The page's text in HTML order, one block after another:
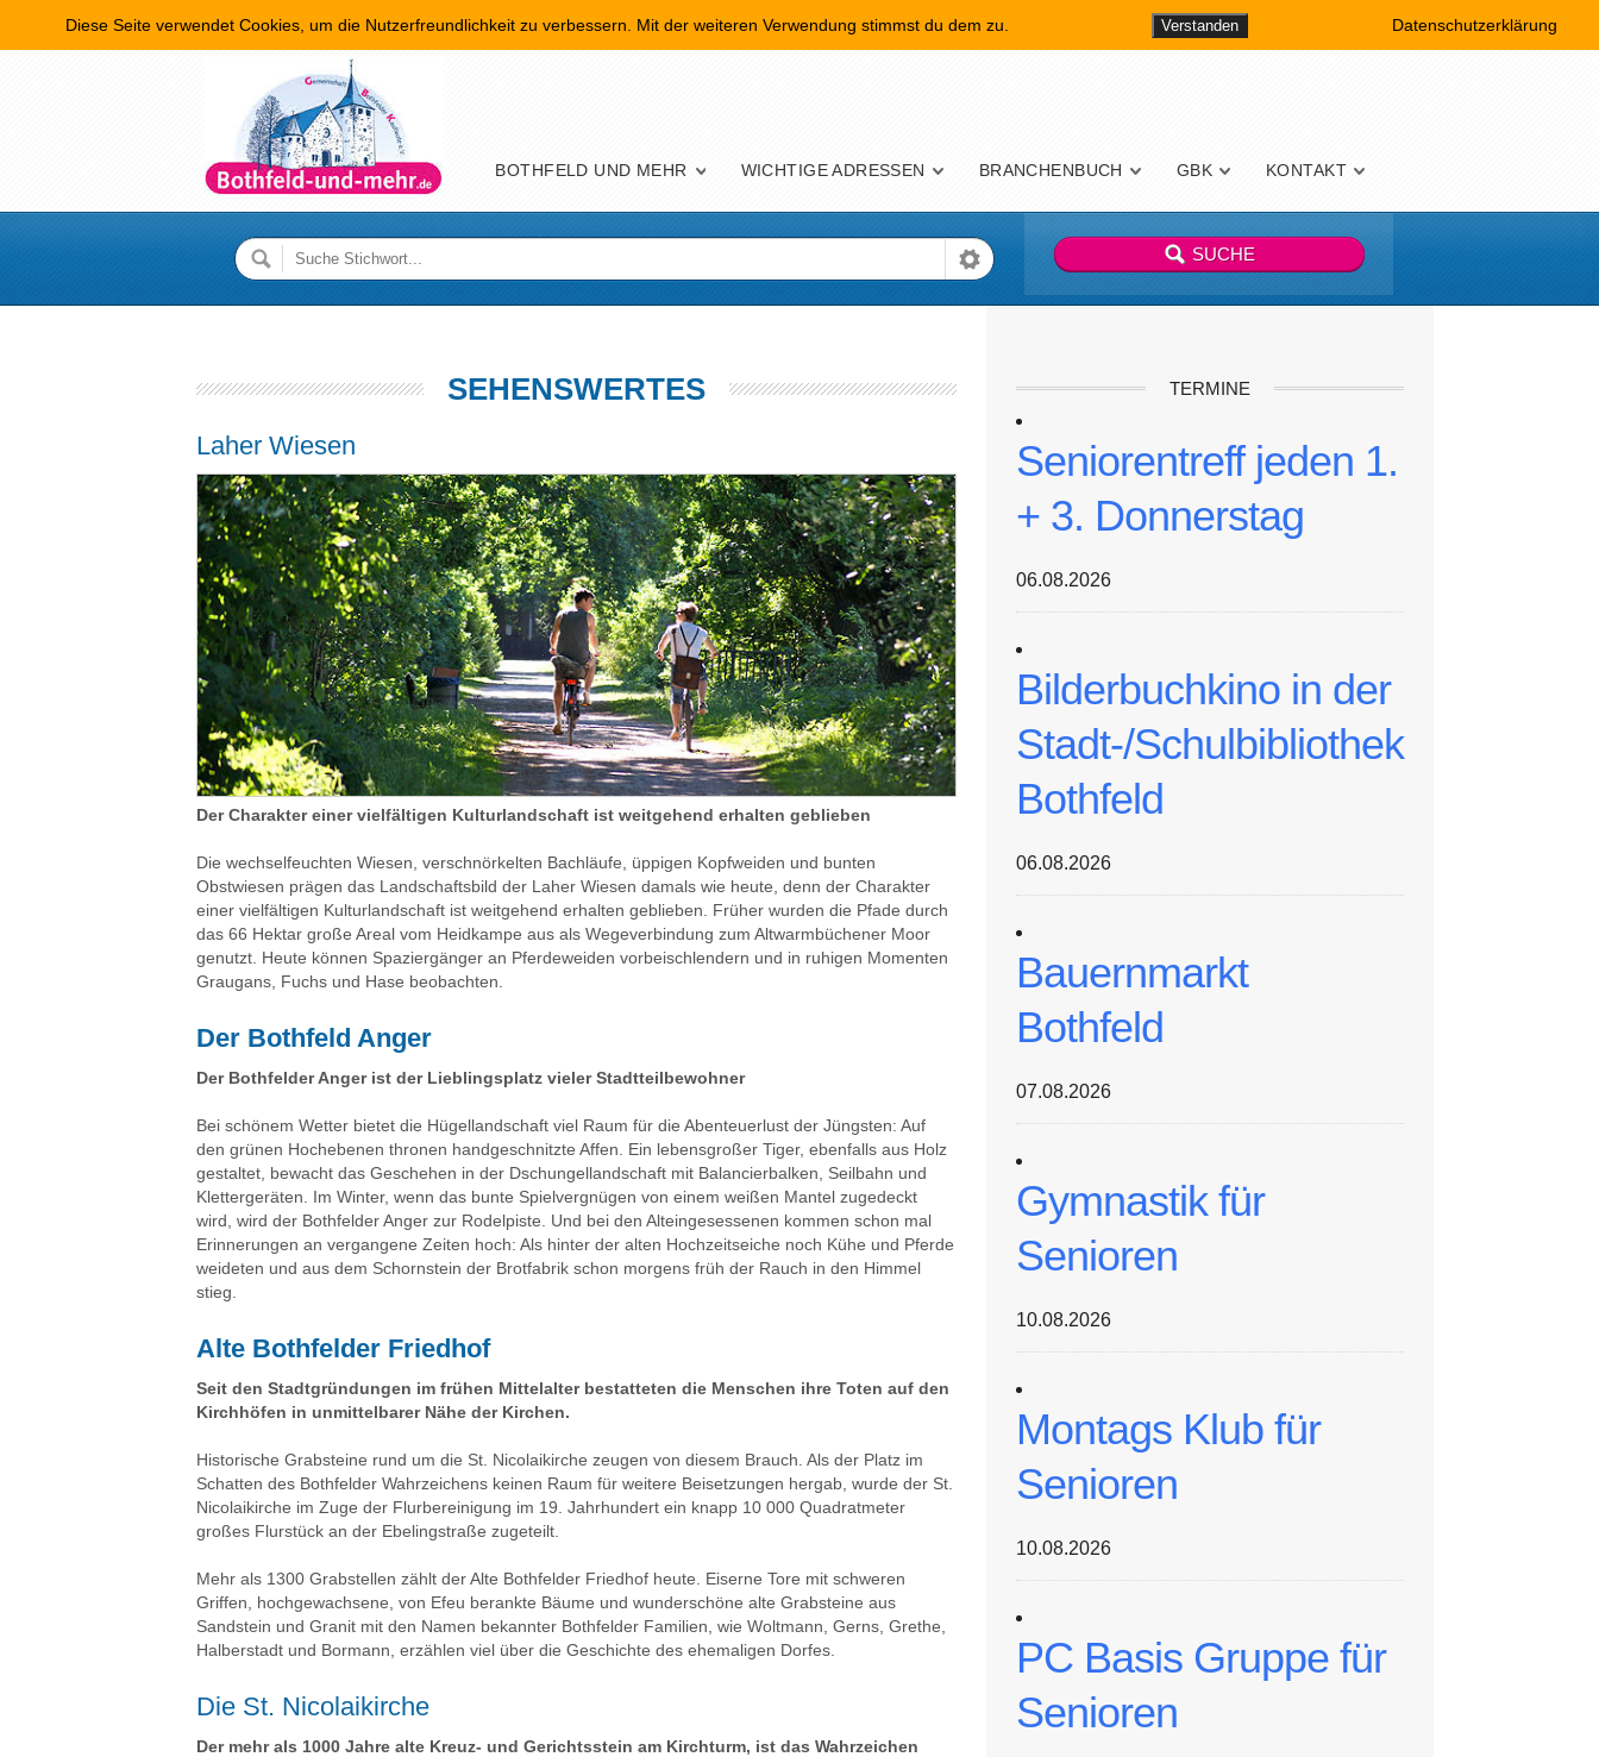
Hauptmenü
BOTHFELD UND MEHR WICHTIGE ADRESSEN BRANCHENBUCH GBK KONTAKT
SEHENSWERTES
Laher Wiesen
Der Charakter einer vielfältigen Kulturlandschaft ist weitgehend erhalten geblieben
Die wechselfeuchten Wiesen, verschnörkelten Bachläufe, üppigen Kopfweiden und bunten
Obstwiesen prägen das Landschaftsbild der Laher Wiesen damals wie heute, denn der Charakter
einer vielfältigen Kulturlandschaft ist weitgehend erhalten geblieben. Früher wurden die Pfade durch
das 66 Hektar große Areal vom Heidkampe aus als Wegeverbindung zum Altwarmbüchener Moor
genutzt. Heute können Spaziergänger an Pferdeweiden vorbeischlendern und in ruhigen Momenten
Graugans, Fuchs und Hase beobachten.
Der Bothfeld Anger
Der Bothfelder Anger ist der Lieblingsplatz vieler Stadtteilbewohner
Bei schönem Wetter bietet die Hügellandschaft viel Raum für die Abenteuerlust der Jüngsten: Auf
den grünen Hochebenen thronen handgeschnitzte Affen. Ein lebensgroßer Tiger, ebenfalls aus Holz
gestaltet, bewacht das Geschehen in der Dschungellandschaft mit Balancierbalken, Seilbahn und
Klettergeräten. Im Winter, wenn das bunte Spielvergnügen von einem weißen Mantel zugedeckt
wird, wird der Bothfelder Anger zur Rodelpiste. Und bei den Alteingesessenen kommen schon mal
Erinnerungen an vergangene Zeiten hoch: Als hinter der alten Hochzeitseiche noch Kühe und Pferde
weideten und aus dem Schornstein der Brotfabrik schon morgens früh der Rauch in den Himmel
stieg.
Alte Bothfelder Friedhof
Seit den Stadtgründungen im frühen Mittelalter bestatteten die Menschen ihre Toten auf den
Kirchhöfen in unmittelbarer Nähe der Kirchen.
Historische Grabsteine rund um die St. Nicolaikirche zeugen von diesem Brauch. Als der Platz im
Schatten des Bothfelder Wahrzeichens keinen Raum für weitere Beisetzungen hergab, wurde der St.
Nicolaikirche im Zuge der Flurbereinigung im 19. Jahrhundert ein knapp 10 000 Quadratmeter
großes Flurstück an der Ebelingstraße zugeteilt.
Mehr als 1300 Grabstellen zählt der Alte Bothfelder Friedhof heute. Eiserne Tore mit schweren
Griffen, hochgewachsene, von Efeu berankte Bäume und wunderschöne alte Grabsteine aus
Sandstein und Granit mit den Namen bekannter Bothfelder Familien, wie Woltmann, Gerns, Grethe,
Halberstadt und Bormann, erzählen viel über die Geschichte des ehemaligen Dorfes.
Die St. Nicolaikirche
Der mehr als 1000 Jahre alte Kreuz- und Gerichtsstein am Kirchturm, ist das Wahrzeichen
TERMINE
Seniorentreff jeden 1.
+ 3. Donnerstag
06.08.2026
Bilderbuchkino in der
Stadt-/Schulbibliothek
Bothfeld
06.08.2026
Bauernmarkt
Bothfeld
07.08.2026
Gymnastik für
Senioren
10.08.2026
Montags Klub für
Senioren
10.08.2026
PC Basis Gruppe für
Senioren
Diese Seite verwendet Cookies, um die Nutzerfreundlichkeit zu verbessern. Mit der weiteren Verwendung stimmst du dem zu. Verstanden Datenschutzerklärung